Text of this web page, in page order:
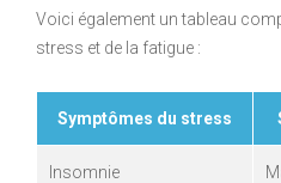
Voici également un tableau
stress et de la fatigue :
Symptômes du stress
Insomnie